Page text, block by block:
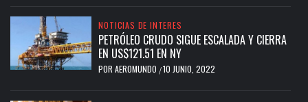
NOTICIAS DE INTERES
PETRÓLEO CRUDO SIGUE ESCALADA Y CIERRA
EN US$121.51 EN NY
POR AEROMUNDO /10 JUNIO, 2022